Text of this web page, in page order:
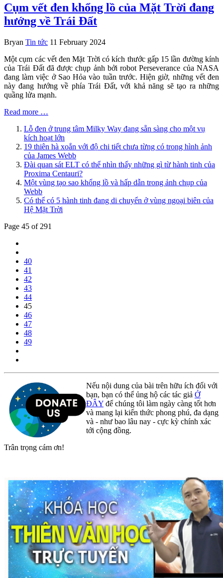
Cụm vết đen khổng lồ của Mặt Trời đang
hướng về Trái Đất
Bryan Tin tức 11 February 2024
Một cụm các vết đen Mặt Trời có kích thước gấp 15 lần đường kính
của Trái Đất đã được chụp ảnh bởi robot Perseverance của NASA
đang làm việc ở Sao Hỏa vào tuần trước. Hiện giờ, những vết đen
này đang hướng về phía Trái Đất, với khả năng sẽ tạo ra những
quầng lửa mạnh.
Read more …
Lỗ đen ở trung tâm Milky Way đang sẵn sàng cho một vụ
kích hoạt lớn
19 thiên hà xoắn với độ chi tiết chưa từng có trong hình ảnh
của James Webb
Đài quan sát ELT có thể nhìn thấy những gì từ hành tinh của
Proxima Centauri?
Một vùng tạo sao khổng lồ và hấp dẫn trong ảnh chụp của
Webb
Có thể có 5 hành tinh đang di chuyển ở vùng ngoại biên của
Hệ Mặt Trời
Page 45 of 291
40
41
42
43
44
45
46
47
48
49
Nếu nội dung của bài trên hữu ích đối với
bạn, bạn có thể ủng hộ các tác giả Ở
ĐÂY để chúng tôi làm ngày càng tốt hơn
và mang lại kiến thức phong phú, đa dạng
và - như bao lâu nay - cực kỳ chính xác
tới cộng đồng.
Trân trọng cám ơn!